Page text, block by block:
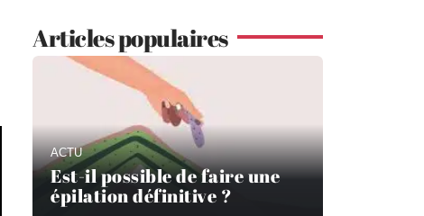
Articles populaires
ACTU
Est-il possible de faire une
épilation définitive ?